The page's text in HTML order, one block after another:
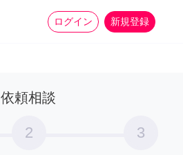
ログイン 新規登録
家事 more_horiz
依頼相談
2 3